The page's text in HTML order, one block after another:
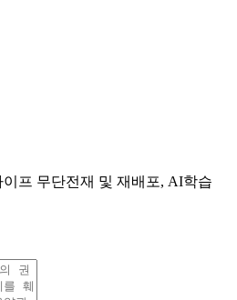
프 무단전재 및 재배포, AI학습